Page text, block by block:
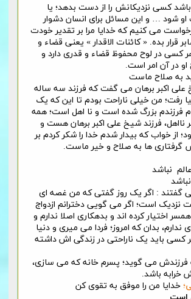
کسی نزدیکانش را از دست بدهد؛ یا
شود … و این مسائل برای انسان دشوار
می کنیم که خدایا مرا بر تقدیر خودت
قرار بده. « کائنات الاقدار » یعنی قضاء و
کسی در لوح محفوظ قضاء و قدری دارد و
در آن امر است.
به صلاح ماست
علی اکبر برهان می گفت که فرزند سه ساله
رفت؛ من خیلی ناراحت بودم تا این که یک
فرزندم بزرگ شده است و نا اهل است؛ همه
نااهل، فرزند شیخ علی اکبر برهان هست و
از خواب که بیدار شدم خدا را شکر کردم بر
گرفتاری ها به صلاح و خیر ماست.
نباشد
گفتند : اگر یک روز گفتی که من غصه ای
نزدیک است؛ اگر می گویی دخترانم ازدواج
اختیار کرده اند و بدهکاری اصلا ندارم و
بدان که امروز؛ فردا می میری و دنیا
باید یک ناراحتی در زندگی اش داشته
می گوید؛ پسرم خانه که می سازی،
خرابه باشد.
؛ خدایا من را موفق به تقوی کن